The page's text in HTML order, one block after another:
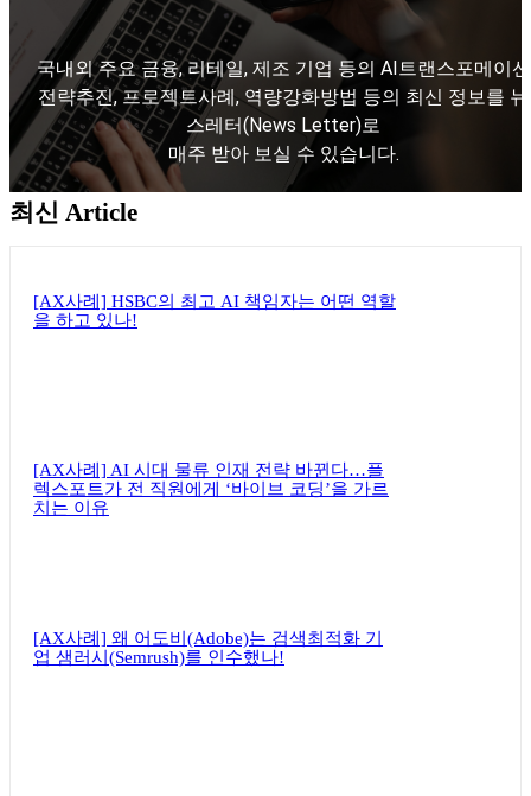
국내외 주요 금융, 리테일, 제조 기업 등의 AI트랜스포메이션
전략추진, 프로젝트사례, 역량강화방법 등의 최신 정보를 뉴
스레터(News Letter)로
매주 받아 보실 수 있습니다.
최신 Article
[AX사례] HSBC의 최고 AI 책임자는 어떤 역할
을 하고 있나!
[AX사례] AI 시대 물류 인재 전략 바뀐다…플
렉스포트가 전 직원에게 ‘바이브 코딩’을 가르
치는 이유
[AX사례] 왜 어도비(Adobe)는 검색최적화 기
업 샘러시(Semrush)를 인수했나!